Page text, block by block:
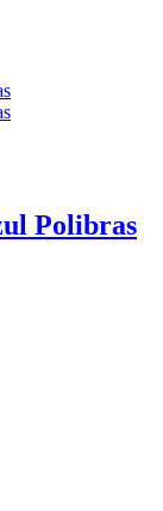
Polibras